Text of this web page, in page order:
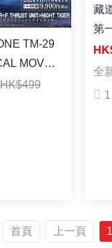
TM-29
MOVER
HK$499
藏
第
合
模
全
1
首頁 上一頁 1